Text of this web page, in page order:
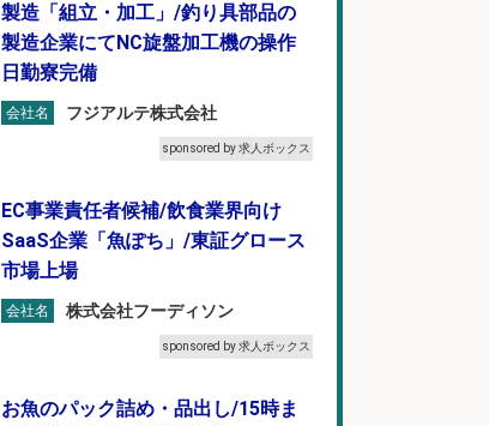
製造「組立・加工」/釣り具部品の
製造企業にてNC旋盤加工機の操作
日勤寮完備
会社名 フジアルテ株式会社
sponsored by 求人ボックス
EC事業責任者候補/飲食業界向け
SaaS企業「魚ぽち」/東証グロース
市場上場
会社名 株式会社フーディソン
sponsored by 求人ボックス
お魚のパック詰め・品出し/15時ま